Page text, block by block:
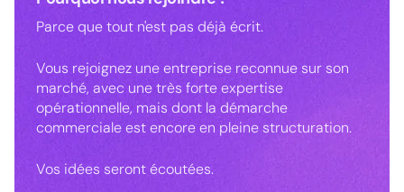
Parce que tout n'est pas déjà écrit.
Vous rejoignez une entreprise reconnue sur son
marché, avec une très forte expertise
opérationnelle, mais dont la démarche
commerciale est encore en pleine structuration.
Vos idées seront écoutées.